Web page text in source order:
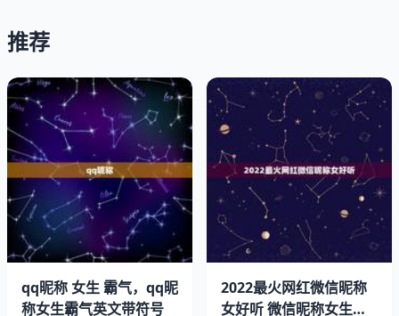
湿，也是领略生命的。
推荐
qq昵称 女生 霸气，qq昵
称女生霸气英文带符号
2022最火网红微信昵称
女好听 微信昵称女生简